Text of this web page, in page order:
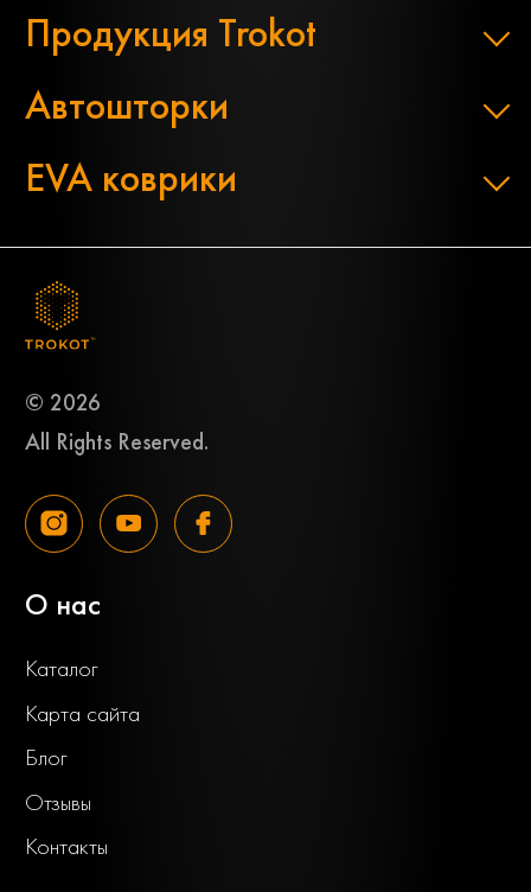
Продукция Trokot
Автошторки
EVA коврики
© 2026
All Rights Reserved.
О нас
Каталог
Карта сайта
Блог
Отзывы
Контакты